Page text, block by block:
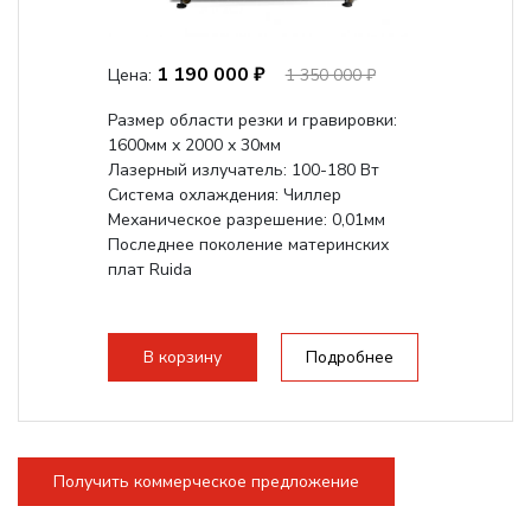
Цена: 1 190 000 ₽
1 350 000 ₽
Размер области резки и гравировки:
1600мм х 2000 х 30мм
Лазерный излучатель: 100-180 Вт
Система охлаждения: Чиллер
Механическое разрешение: 0,01мм
Последнее поколение материнских
плат Ruida
В корзину Подробнее
Получить коммерческое предложение